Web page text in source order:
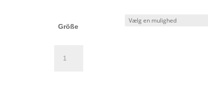
Größe
Ludwigshafen